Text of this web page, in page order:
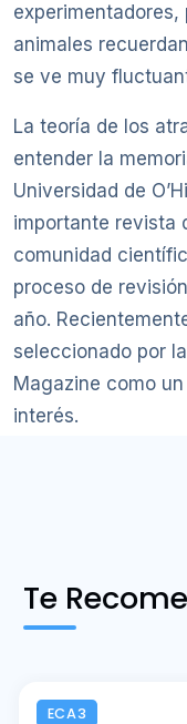
experimentadores,
animales
se ve muy
La teoría de los
entender la
Universidad de
importante revista
comunidad
proceso de
año.
seleccionado por
Magazine como
interés.
Te
ECA3